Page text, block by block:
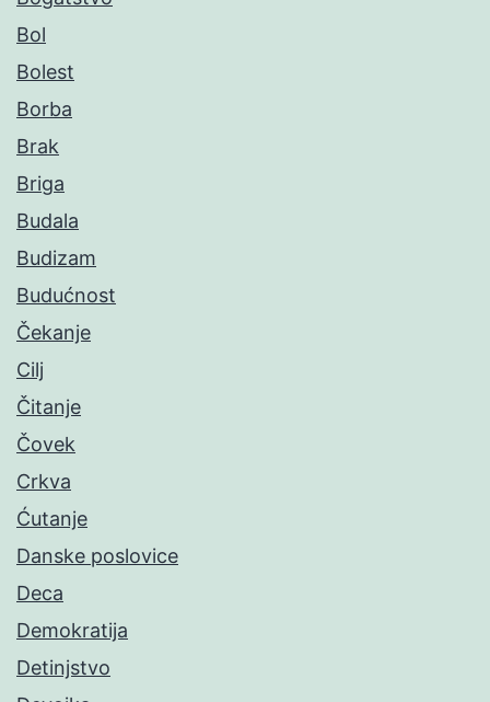
Bol
Bolest
Borba
Brak
Briga
Budala
Budizam
Budućnost
Čekanje
Cilj
Čitanje
Čovek
Crkva
Ćutanje
Danske poslovice
Deca
Demokratija
Detinjstvo